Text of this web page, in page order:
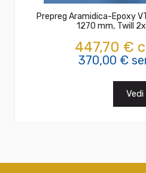
Prepreg Aramidica-Epoxy
1270 mm, Twill
447,70 €
370,00 €
Vedi